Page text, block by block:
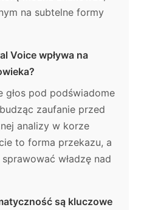
na subtelne formy
Voice wpływa na
głos pod podświadome
zaufanie przed
analizy w korze
to forma przekazu, a
władzę nad
są kluczowe